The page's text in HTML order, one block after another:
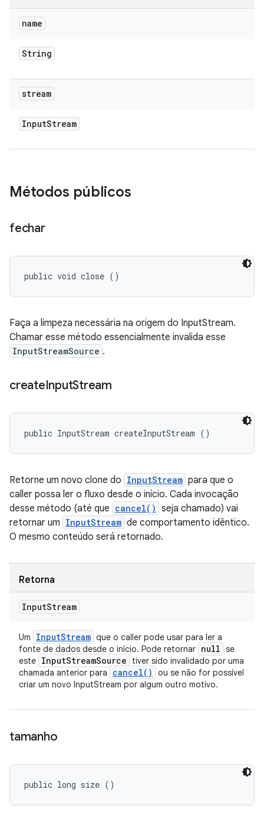
name
String
stream
InputStream
Métodos públicos
fechar
public void close ()
Faça a limpeza necessária na origem do InputStream.
Chamar esse método essencialmente invalida esse
InputStreamSource .
createInputStream
public InputStream createInputStream ()
Retorne um novo clone do InputStream para que o
caller possa ler o fluxo desde o início. Cada invocação
desse método (até que cancel() seja chamado) vai
retornar um InputStream de comportamento idêntico.
O mesmo conteúdo será retornado.
Retorna
InputStream
Um InputStream que o caller pode usar para ler a
fonte de dados desde o início. Pode retornar null se
este InputStreamSource
tiver sido invalidado por uma
chamada anterior para
cancel( )
ou se não for possível
criar um novo InputStream por algum outro motivo.
tamanho
public long size ()